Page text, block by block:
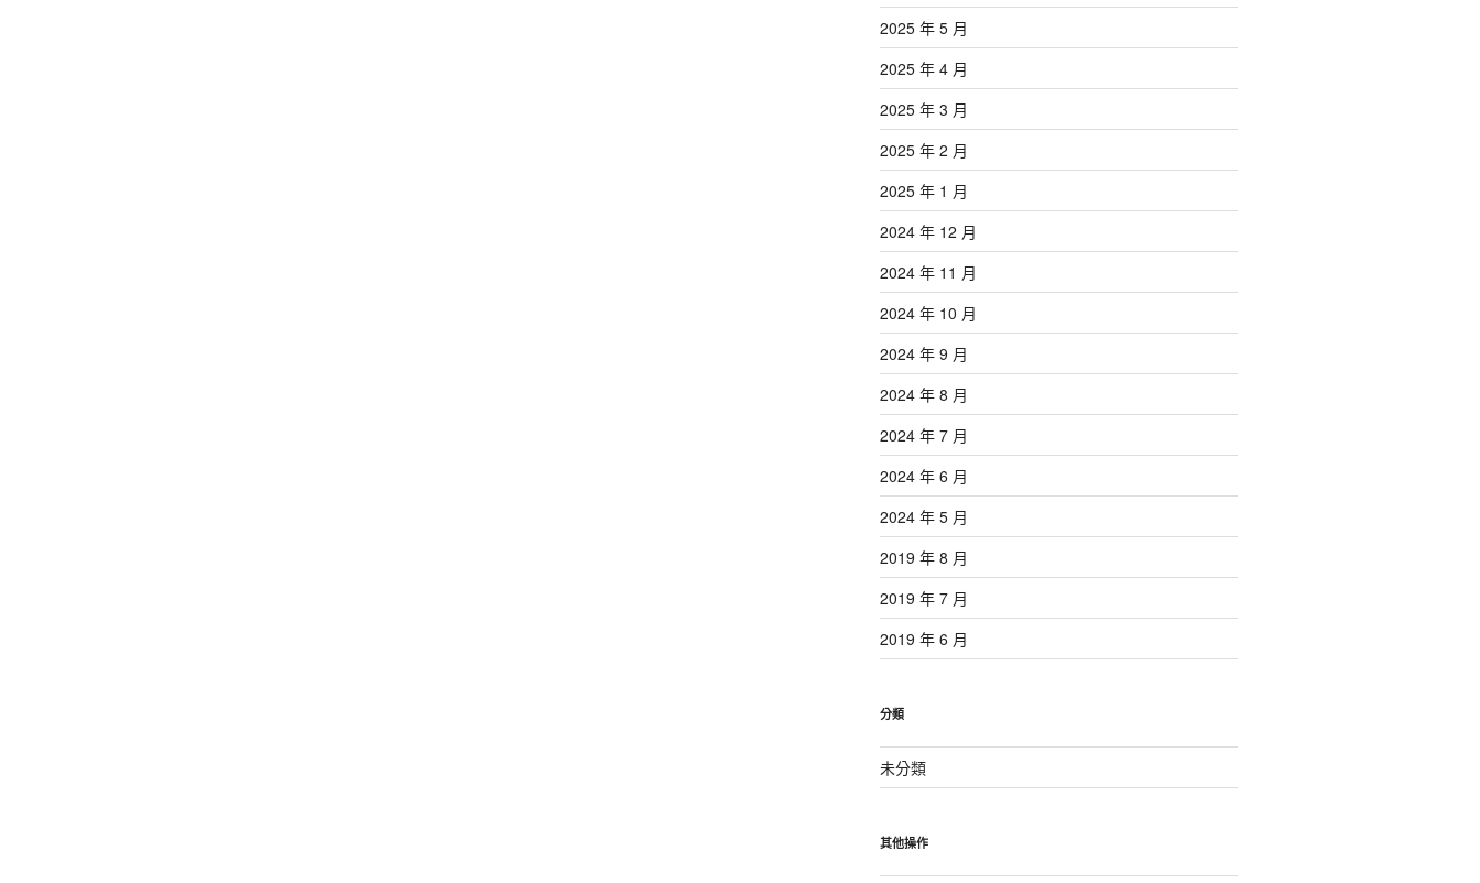
2025 年 5 月
2025 年 4 月
2025 年 3 月
2025 年 2 月
2025 年 1 月
2024 年 12 月
2024 年 11 月
2024 年 10 月
2024 年 9 月
2024 年 8 月
2024 年 7 月
2024 年 6 月
2024 年 5 月
2019 年 8 月
2019 年 7 月
2019 年 6 月
分類
未分類
其他操作